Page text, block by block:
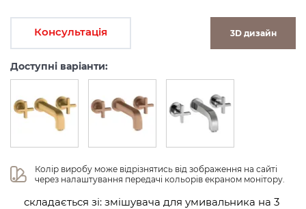
Консультація 3D дизайн
Доступні варіанти:
Колір виробу може відрізнятись від зображення на сайті
через налаштування передачі кольорів екраном монітору.
складається зі: змішувача для умивальника на 3